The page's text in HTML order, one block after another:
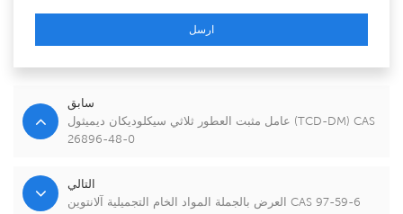
ارسل
سابق
عامل مثبت العطور ثلاثي سيكلوديكان ديميثول (TCD-DM) CAS
26896-48-0
التالي
العرض بالجملة المواد الخام التجميلية آلانتوين CAS 97-59-6